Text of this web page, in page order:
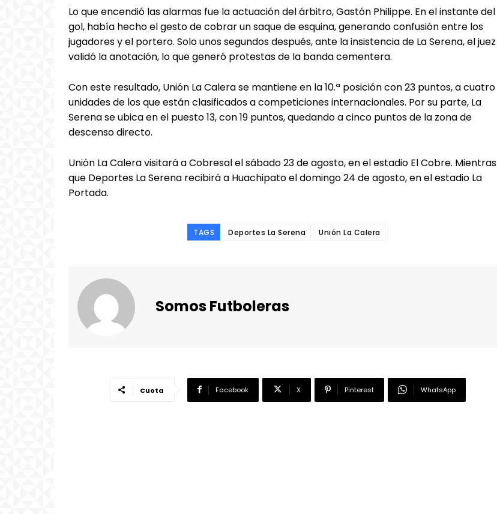
Lo que encendió las alarmas fue la actuación del árbitro, Gastón Philippe. En el instante del
gol, había hecho el gesto de cobrar un saque de esquina, generando confusión entre los
jugadores y el portero. Solo unos segundos después, ante la insistencia de La Serena, el juez
validó la anotación, lo que generó protestas de la banda cementera.
Con este resultado, Unión La Calera se mantiene en la 10.ª posición con 23 puntos, a cuatro
unidades de los que están clasificados a competiciones internacionales. Por su parte, La
Serena se ubica en el puesto 13, con 19 puntos, quedando a cinco puntos de la zona de
descenso directo.
Unión La Calera visitará a Cobresal el sábado 23 de agosto, en el estadio El Cobre. Mientras
que Deportes La Serena recibirá a Huachipato el domingo 24 de agosto, en el estadio La
Portada.
TAGS Deportes La Serena Unión La Calera
Somos Futboleras
Cuota Facebook X Pinterest WhatsApp